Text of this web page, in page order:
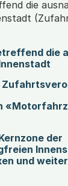
die
die
der
und